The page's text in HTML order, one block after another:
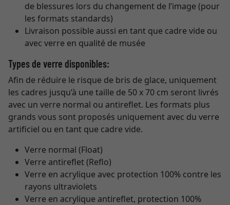
de blessures lors du changement de l’image (pour
les formats standards)
Livraison possible aussi en tant que cadre vide ou
avec verre en qualité de musée
Types de verre disponibles:
Afin de réduire le risque de bris de glace, uniquement
les cadres jusqu’à une taille de 50 x 70 cm seront livrés
avec un verre normal ou antireflet. Les formats plus
grands vous sont proposés uniquement avec du verre
artificiel ou en tant que cadre vide.
Verre normal (Float)
Verre antireflet (Reflo)
Verre en acrylique avec protection 100% contre les
rayons ultraviolets
Verre en acrylique antireflet, protection 100%